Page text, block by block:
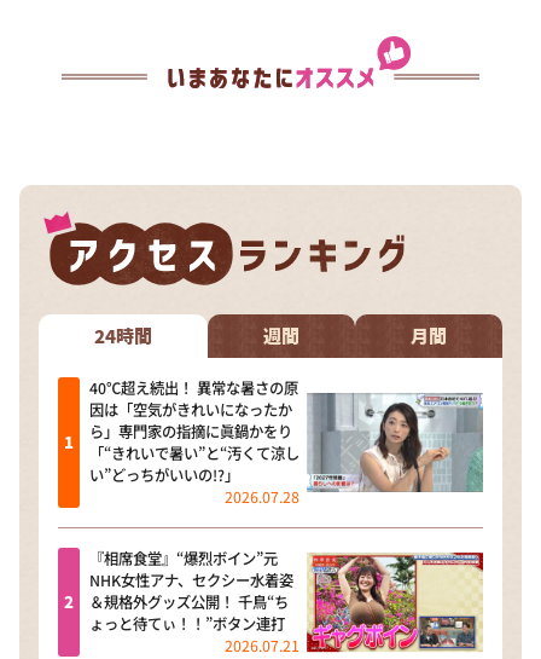
24時間 週間 月間
40℃超え続出！ 異常な暑さの原
因は「空気がきれいになったか
ら」専門家の指摘に眞鍋かをり
「“きれいで暑い”と“汚くて涼し
い”どっちがいいの!?」
2026.07.28
『相席食堂』“爆烈ボイン”元
NHK女性アナ、セクシー水着姿
＆規格外グッズ公開！ 千鳥“ち
ょっと待てぃ！！”ボタン連打
2026.07.21